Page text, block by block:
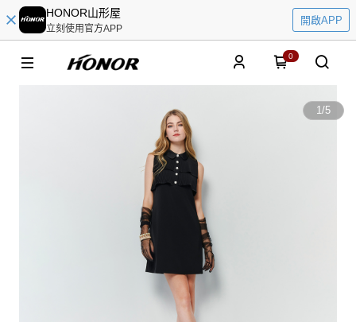
HONOR山形屋
立刻使用官方APP
開啟APP
0
1/5